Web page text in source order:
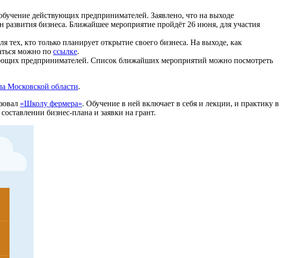
действующих предпринимателей. Заявлено, что на выходе
развития бизнеса. Ближайшее мероприятие пройдёт 26 июня, для участия
кто только планирует открытие своего бизнеса. На выходе, как
можно по ссылке.
предпринимателей. Список ближайших мероприятий можно посмотреть
Московской области.
«Школу фермера». Обучение в ней включает в себя и лекции, и практику в
бизнес-плана и заявки на грант.